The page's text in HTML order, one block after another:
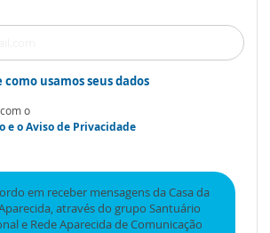
como usamos seus dados
o
e oAviso de Privacidade
em receber mensagens da Casa da
através do grupo Santuário
e Rede Aparecida de Comunicação